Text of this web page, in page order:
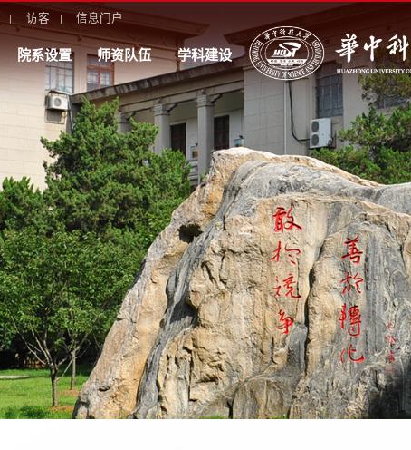
访客 信息门户
院系设置 师资队伍 学科建设